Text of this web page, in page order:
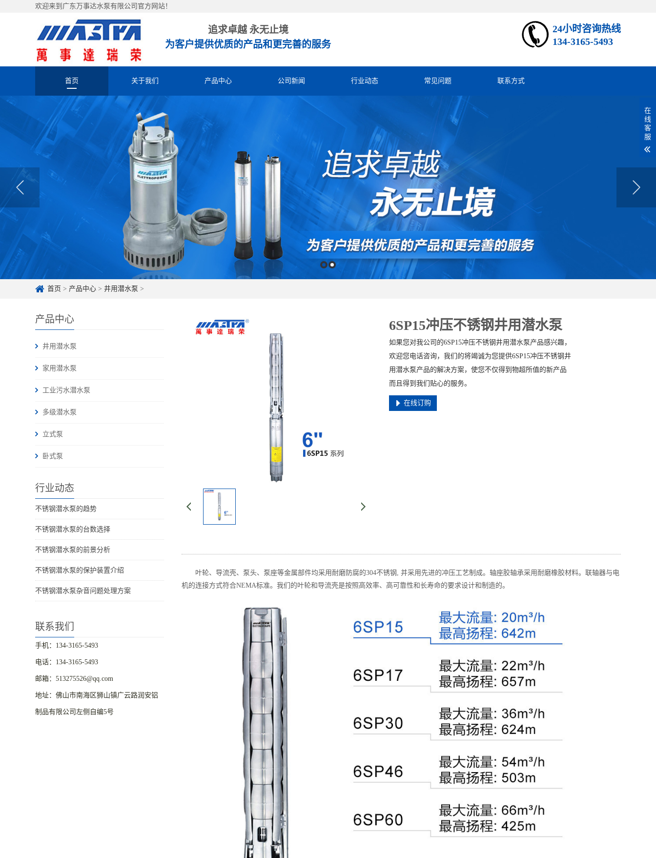
欢迎来到广东万事达水泵有限公司官方网站！
追求卓越 永无止境
为客户提供优质的产品和更完善的服务
24小时咨询热线
134-3165-5493
首页 关于我们 产品中心 公司新闻 行业动态 常见问题 联系方式
首页 > 产品中心 > 井用潜水泵 >
产品中心
井用潜水泵
家用潜水泵
工业污水潜水泵
多级潜水泵
立式泵
卧式泵
行业动态
不锈钢潜水泵的趋势
不锈钢潜水泵的台数选择
不锈钢潜水泵的前景分析
不锈钢潜水泵的保护装置介绍
不锈钢潜水泵杂音问题处理方案
联系我们
手机：134-3165-5493
电话：134-3165-5493
邮箱：513275526@qq.com
地址：佛山市南海区狮山镇广云路润安铝
制品有限公司左侧自编5号
6SP15冲压不锈钢井用潜水泵
如果您对我公司的6SP15冲压不锈钢井用潜水泵产品感兴趣，
欢迎您电话咨询，我们的将竭诚为您提供6SP15冲压不锈钢井
用潜水泵产品的解决方案，使您不仅得到物超所值的新产品
而且得到我们贴心的服务。
在线订购
叶轮、导流壳、泵头、泵座等金属部件均采用耐磨防腐的304不锈钢, 并采用先进的冲压工艺制成。轴座胶轴承采用耐磨橡胶材料。联轴器与电
机的连接方式符合NEMA标准。我们的叶轮和导流壳是按照高效率、高可靠性和长寿命的要求设计和制造的。
在
线
客
服